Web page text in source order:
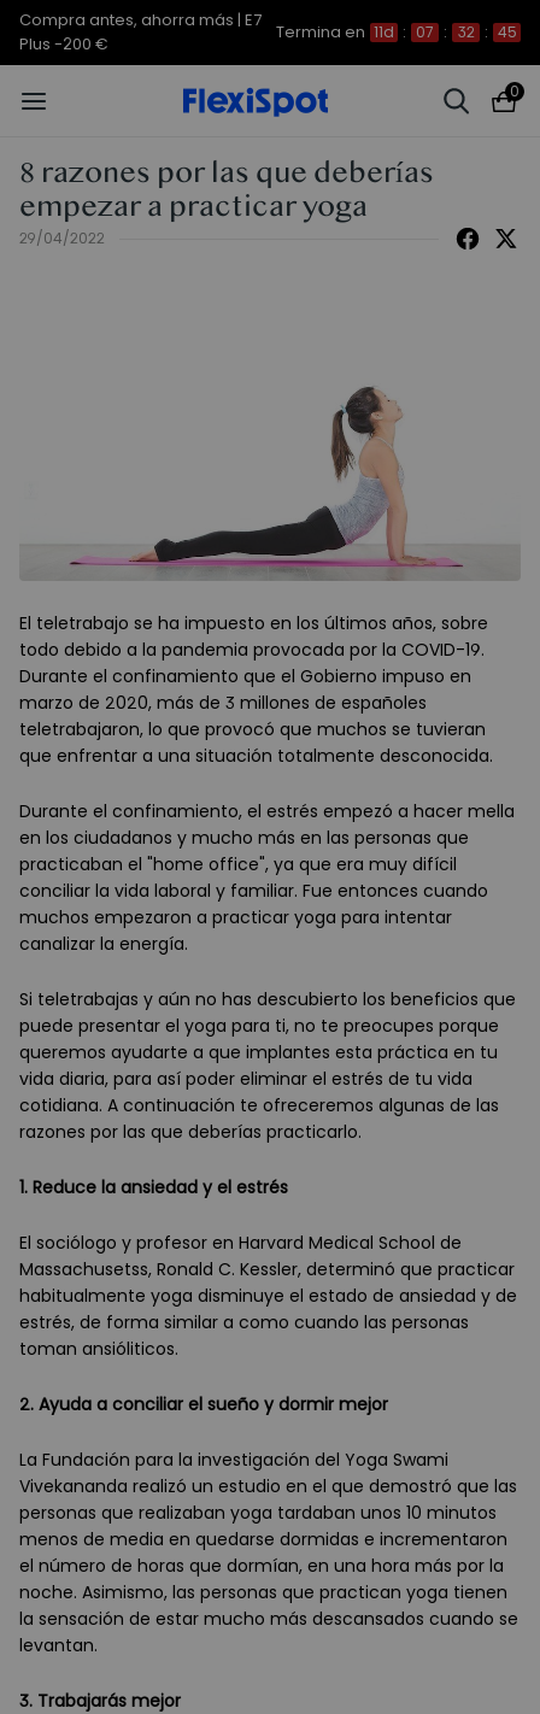
Compra antes, ahorra más | E7
Plus -200 €
Termina en 11d : 07 : 32 : 44
0
8 razones por las que deberías
empezar a practicar yoga
29/04/2022
El teletrabajo se ha impuesto en los últimos años, sobre
todo debido a la pandemia provocada por la COVID-19.
Durante el confinamiento que el Gobierno impuso en
marzo de 2020, más de 3 millones de españoles
teletrabajaron, lo que provocó que muchos se tuvieran
que enfrentar a una situación totalmente desconocida.
Durante el confinamiento, el estrés empezó a hacer mella
en los ciudadanos y mucho más en las personas que
practicaban el "home office", ya que era muy difícil
conciliar la vida laboral y familiar. Fue entonces cuando
muchos empezaron a practicar yoga para intentar
canalizar la energía.
Si teletrabajas y aún no has descubierto los beneficios que
puede presentar el yoga para ti, no te preocupes porque
queremos ayudarte a que implantes esta práctica en tu
vida diaria, para así poder eliminar el estrés de tu vida
cotidiana. A continuación te ofreceremos algunas de las
razones por las que deberías practicarlo.
1. Reduce la ansiedad y el estrés
El sociólogo y profesor en Harvard Medical School de
Massachusetss, Ronald C. Kessler, determinó que practicar
habitualmente yoga disminuye el estado de ansiedad y de
estrés, de forma similar a como cuando las personas
toman ansióliticos.
2. Ayuda a conciliar el sueño y dormir mejor
La Fundación para la investigación del Yoga Swami
Vivekananda realizó un estudio en el que demostró que las
personas que realizaban yoga tardaban unos 10 minutos
menos de media en quedarse dormidas e incrementaron
el número de horas que dormían, en una hora más por la
noche. Asimismo, las personas que practican yoga tienen
la sensación de estar mucho más descansados cuando se
levantan.
3. Trabajarás mejor